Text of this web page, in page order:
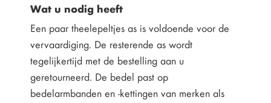
Wat u nodig heeft
Een paar theelepeltjes as is voldoende voor de
vervaardiging. De resterende as wordt
tegelijkertijd met de bestelling aan u
geretourneerd. De bedel past op
bedelarmbanden en -kettingen van merken als